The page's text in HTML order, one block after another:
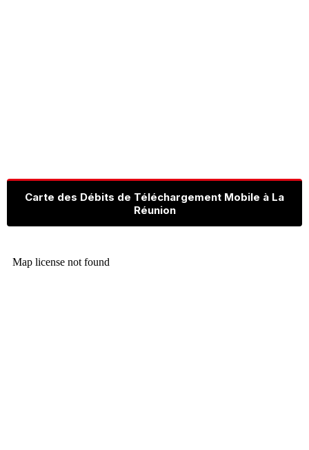
Carte des Débits de Téléchargement Mobile à La
Réunion